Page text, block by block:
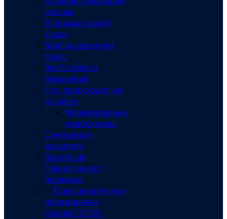
звезды
В поисках своей
Души
Мой внутренний
голос
Эхо Голубого
безмолвия
Что происходит на
планете
Формирование
нового мира
О духовном
развитии
Евангелие
Планетарного
перехода
">Трансцендентное
образование,
Школа СОТИС